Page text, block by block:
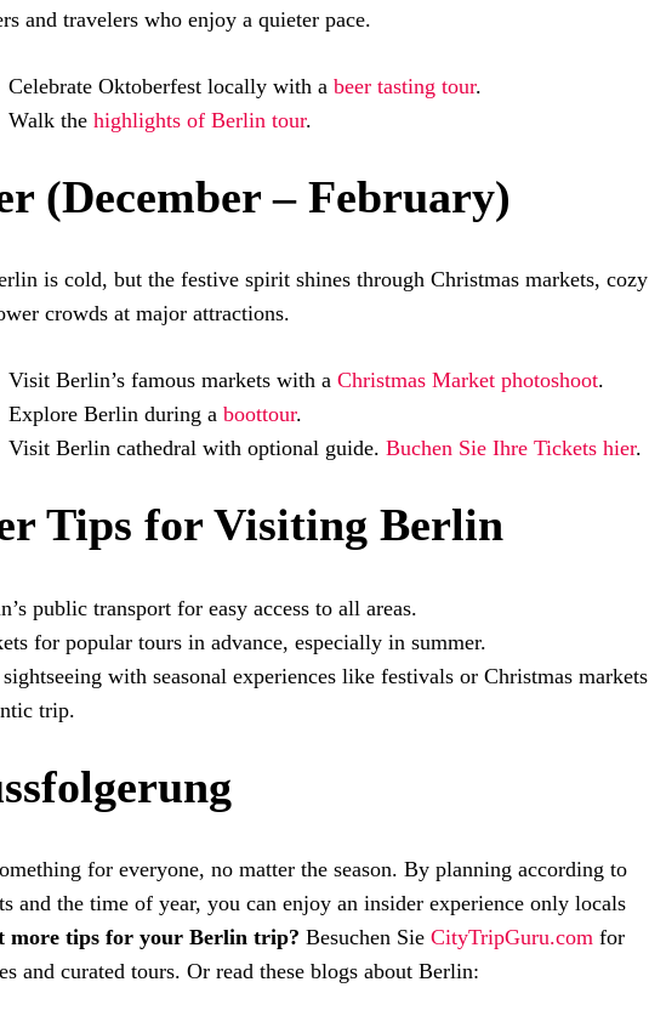
and travelers who enjoy a quieter pace.
Celebrate Oktoberfest locally with a beer tasting tour.
Walk the highlights of Berlin tour.
(December – February)
is cold, but the festive spirit shines through Christmas markets, cozy
crowds at major attractions.
Visit Berlin’s famous markets with a Christmas Market photoshoot.
Explore Berlin during a boottour.
Visit Berlin cathedral with optional guide. Buchen Sie Ihre Tickets hier.
Tips for Visiting Berlin
public transport for easy access to all areas.
for popular tours in advance, especially in summer.
with seasonal experiences like festivals or Christmas markets
trip.
for everyone, no matter the season. By planning according to
and the time of year, you can enjoy an insider experience only locals
more tips for your Berlin trip? Besuchen Sie CityTripGuru.com for
and curated tours. Or read these blogs about Berlin: